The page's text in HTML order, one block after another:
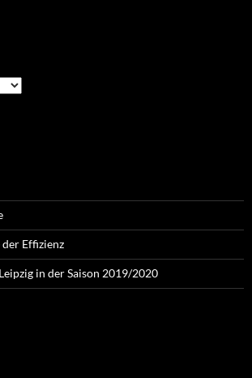
Effizienz
in der Saison 2019/2020